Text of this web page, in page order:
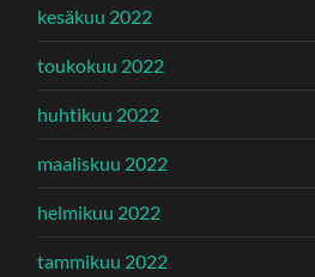
kesäkuu 2022
toukokuu 2022
huhtikuu 2022
maaliskuu 2022
helmikuu 2022
tammikuu 2022